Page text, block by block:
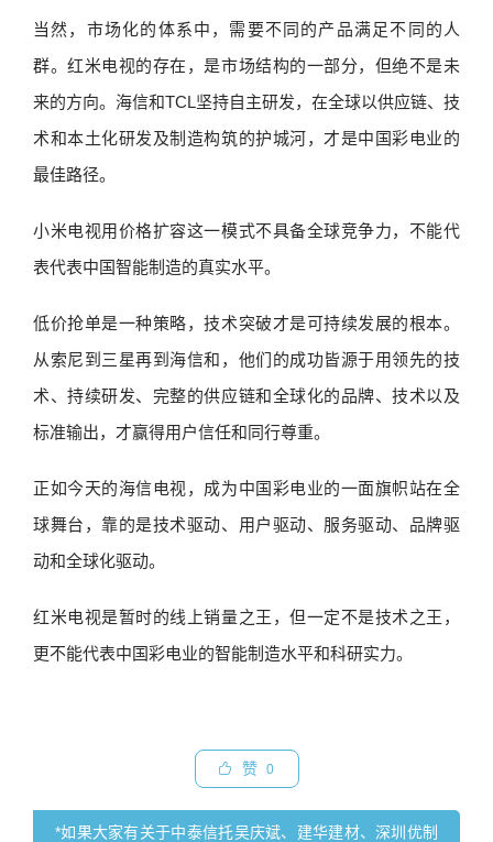
当然，市场化的体系中，需要不同的产品满足不同的人
群。红米电视的存在，是市场结构的一部分，但绝不是未
来的方向。海信和TCL坚持自主研发，在全球以供应链、技
术和本土化研发及制造构筑的护城河，才是中国彩电业的
最佳路径。
小米电视用价格扩容这一模式不具备全球竞争力，不能代
表代表中国智能制造的真实水平。
低价抢单是一种策略，技术突破才是可持续发展的根本。
从索尼到三星再到海信和，他们的成功皆源于用领先的技
术、持续研发、完整的供应链和全球化的品牌、技术以及
标准输出，才赢得用户信任和同行尊重。
正如今天的海信电视，成为中国彩电业的一面旗帜站在全
球舞台，靠的是技术驱动、用户驱动、服务驱动、品牌驱
动和全球化驱动。
红米电视是暂时的线上销量之王，但一定不是技术之王，
更不能代表中国彩电业的智能制造水平和科研实力。
赞 0
*如果大家有关于中泰信托吴庆斌、建华建材、深圳优制